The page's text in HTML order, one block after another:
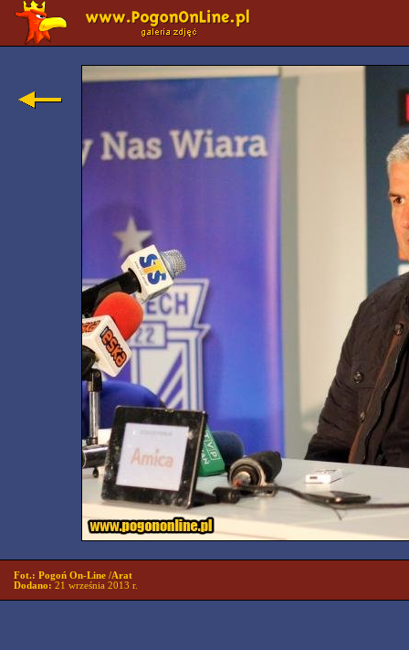
Fot.: Pogoń On-Line /Arat
Dodano: 21 września 2013 r.